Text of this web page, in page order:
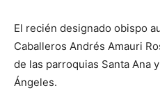
El recién designado obispo
Caballeros Andrés Amauri
de las parroquias Santa Ana
Ángeles.